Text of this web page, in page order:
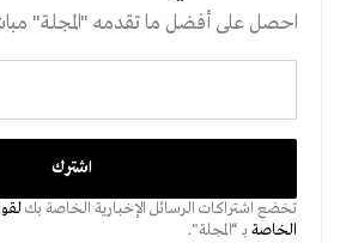
احصل على أفضل ما تقدمه "المجلة"
تخضع اشتراكات الرسائل الإخبارية الخاصة بك
الخاصة بـ “المجلة".